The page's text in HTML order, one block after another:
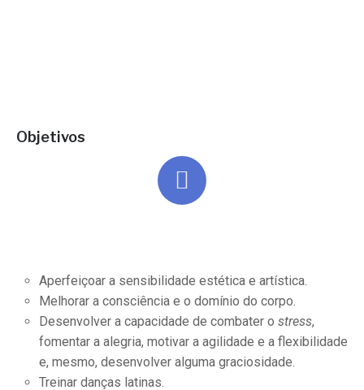
Objetivos
Aperfeiçoar a sensibilidade estética e artística.
Melhorar a consciência e o domínio do corpo.
Desenvolver a capacidade de combater o stress,
fomentar a alegria, motivar a agilidade e a flexibilidade
e, mesmo, desenvolver alguma graciosidade.
Treinar danças latinas.